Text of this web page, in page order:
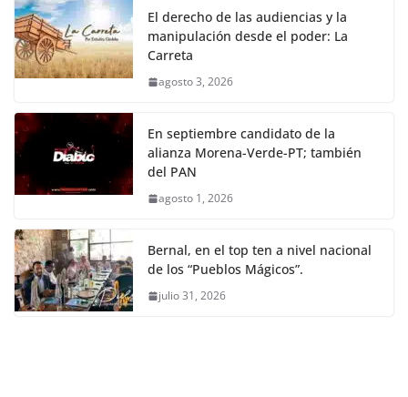
El derecho de las audiencias y la
manipulación desde el poder: La
Carreta
agosto 3, 2026
En septiembre candidato de la
alianza Morena-Verde-PT; también
del PAN
agosto 1, 2026
Bernal, en el top ten a nivel nacional
de los “Pueblos Mágicos”.
julio 31, 2026